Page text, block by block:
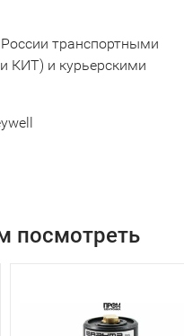
транспортными
КИТ) и курьерскими
посмотреть